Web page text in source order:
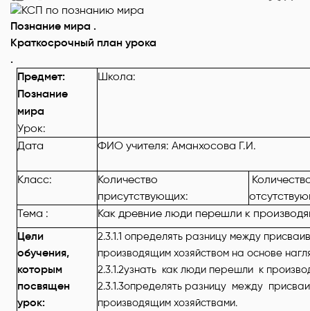
Познание мира .
Краткосрочный план урока
.
Предмет:
Познание
мира
Урок:
Школа:
Дата ФИО учителя: Аманхосова Г.И.
Класс:
Количество
присутствующих:
Тема :
Как древние люди перешли к
Цели
обучения,
которым
посвящен
урок:
2.3.1.1 определять разницу между
производящим хозяйством на основе
2.3.1.2узнать как люди перешли к
2.3.1.3определять разницу между
производящим хозяйствами.